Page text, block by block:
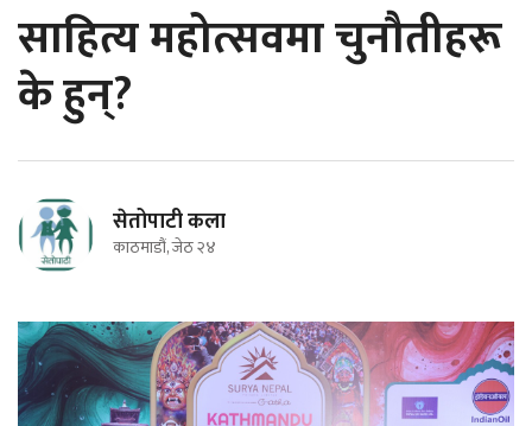
साहित्य महोत्सवमा चुनौतीहरू
के हुन्?
सेतोपाटी कला
काठमाडौं, जेठ २४